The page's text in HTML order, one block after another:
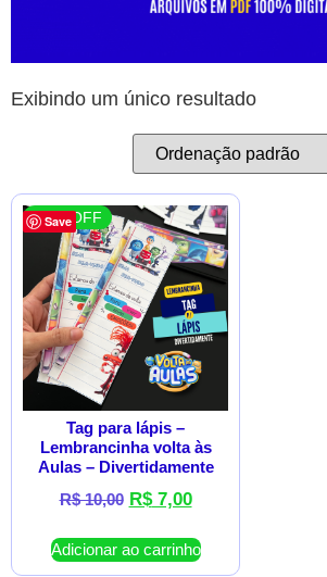
Exibindo um único resultado
Save
30 % OFF
Tag para lápis –
Lembrancinha volta às
Aulas – Divertidamente
R$10,00 R$7,00
Adicionar ao carrinho